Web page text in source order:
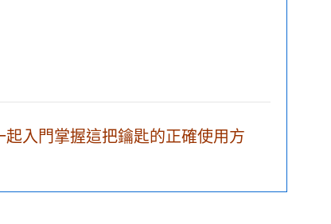
入門掌握這把鑰匙的正確使用方